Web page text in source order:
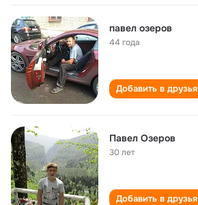
павел озеров
44 года
Добавить в друзья
Павел Озеров
30 лет
Добавить в друзья